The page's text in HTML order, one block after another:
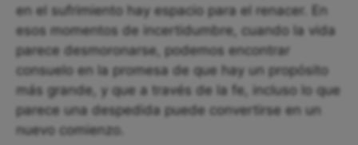
en el sufrimiento hay espacio para el renacer. En
esos momentos de incertidumbre, cuando la vida
parece desmoronarse, podemos encontrar
consuelo en la promesa de que hay un propósito
más grande, y que a través de la fe, incluso lo que
parece una despedida puede convertirse en un
nuevo comienzo.